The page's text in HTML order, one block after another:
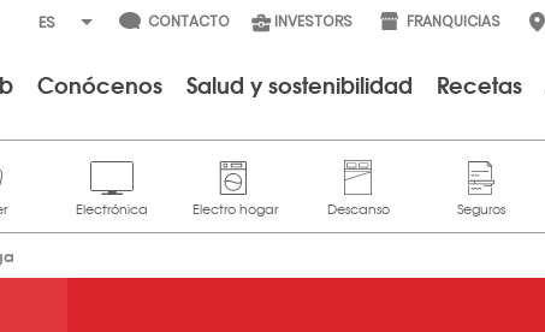
CONTACTO INVESTORS FRANQUICIAS
Conócenos Salud y sostenibilidad Recetas